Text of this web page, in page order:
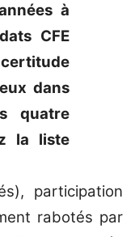
à
CFE
dans
quatre
la liste
participation
rabotés par